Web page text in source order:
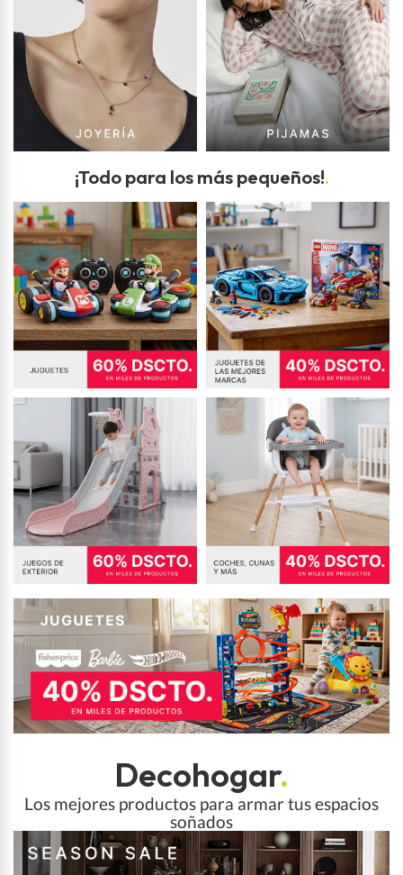
¡Todo para los más pequeños!.
Decohogar.
Los mejores productos para armar tus espacios
soñados